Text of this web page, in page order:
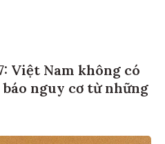
Việt Nam không có
nguy cơ từ những